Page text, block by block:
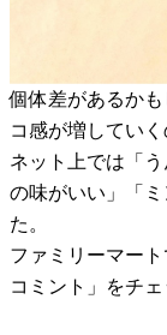
個体差があるか
コ感が増していく
ネット上では「
の味がいい」「
た。
ファミリーマー
コミント」をチ